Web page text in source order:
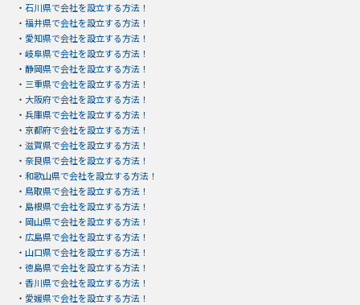
・ 石川県で会社を設立する方法！
・ 福井県で会社を設立する方法！
・ 愛知県で会社を設立する方法！
・ 岐阜県で会社を設立する方法！
・ 静岡県で会社を設立する方法！
・ 三重県で会社を設立する方法！
・ 大阪府で会社を設立する方法！
・ 兵庫県で会社を設立する方法！
・ 京都府で会社を設立する方法！
・ 滋賀県で会社を設立する方法！
・ 奈良県で会社を設立する方法！
・ 和歌山県で会社を設立する方法！
・ 鳥取県で会社を設立する方法！
・ 島根県で会社を設立する方法！
・ 岡山県で会社を設立する方法！
・ 広島県で会社を設立する方法！
・ 山口県で会社を設立する方法！
・ 徳島県で会社を設立する方法！
・ 香川県で会社を設立する方法！
・ 愛媛県で会社を設立する方法！